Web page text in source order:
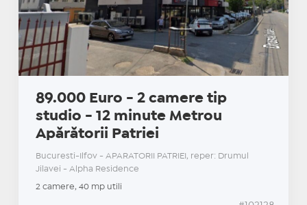
89.000 Euro - 2 camere tip
studio - 12 minute Metrou
Apărătorii Patriei
Bucuresti-Ilfov - APARATORII PATRIEI, reper: Drumul
Jilavei - Alpha Residence
2 camere, 40 mp utili